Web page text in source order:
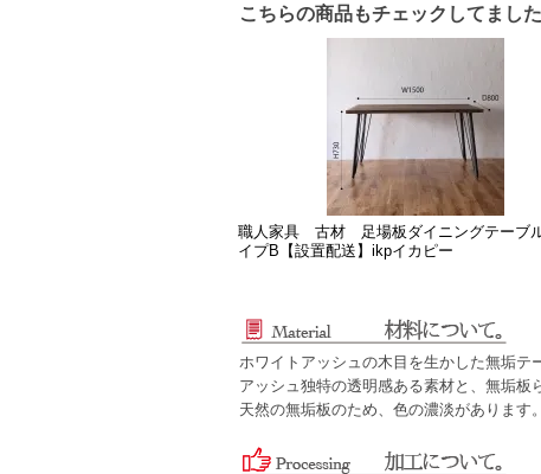
こちらの商品もチェックしてました
職人家具 古材 足場板ダイニングテーブ
イプB【設置配送】ikpイカピー
ホワイトアッシュの木目を生かした無垢テ
アッシュ独特の透明感ある素材と、無垢板
天然の無垢板のため、色の濃淡があります